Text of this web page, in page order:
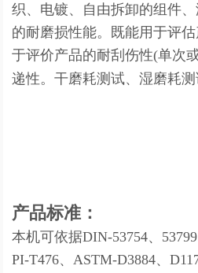
织、电镀、自由拆卸的组件
的耐磨损性能。既能用于评
于评价产品的耐刮伤性(单次
递性。干磨耗测试、湿磨耗测
产品标准：
本机可依据DIN-53754、
PI-T476、ASTM-D3884、